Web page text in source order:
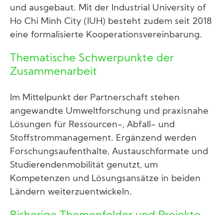
und ausgebaut. Mit der Industrial University of
Ho Chi Minh City (IUH) besteht zudem seit 2018
eine formalisierte Kooperationsvereinbarung.
Thematische Schwerpunkte der
Zusammenarbeit
Im Mittelpunkt der Partnerschaft stehen
angewandte Umweltforschung und praxisnahe
Lösungen für Ressourcen-, Abfall- und
Stoffstrommanagement. Ergänzend werden
Forschungsaufenthalte, Austauschformate und
Studierendenmobilität genutzt, um
Kompetenzen und Lösungsansätze in beiden
Ländern weiterzuentwickeln.